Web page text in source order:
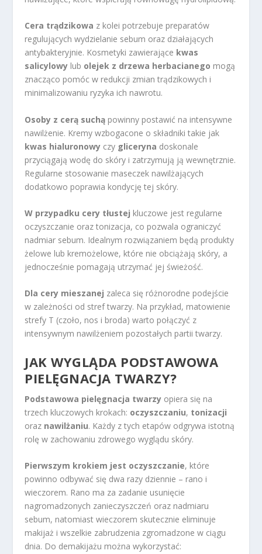
Cera trądzikowa z kolei potrzebuje preparatów
regulujących wydzielanie sebum oraz działających
antybakteryjnie. Kosmetyki zawierające kwas
salicylowy lub olejek z drzewa herbacianego mogą
znacząco pomóc w redukcji zmian trądzikowych i
minimalizowaniu ryzyka ich nawrotu.
Osoby z cerą suchą powinny postawić na intensywne
nawilżenie. Kremy wzbogacone o składniki takie jak
kwas hialuronowy czy gliceryna doskonale
przyciągają wodę do skóry i zatrzymują ją wewnętrznie.
Regularne stosowanie maseczek nawilżających
dodatkowo poprawia kondycję tej skóry.
W przypadku cery tłustej kluczowe jest regularne
oczyszczanie oraz tonizacja, co pozwala ograniczyć
nadmiar sebum. Idealnym rozwiązaniem będą produkty
żelowe lub kremożelowe, które nie obciążają skóry, a
jednocześnie pomagają utrzymać jej świeżość.
Dla cery mieszanej zaleca się różnorodne podejście
w zależności od stref twarzy. Na przykład, matowienie
strefy T (czoło, nos i broda) warto połączyć z
intensywnym nawilżeniem pozostałych partii twarzy.
JAK WYGLĄDA PODSTAWOWA
PIELĘGNACJA TWARZY?
Podstawowa pielęgnacja twarzy opiera się na
trzech kluczowych krokach: oczyszczaniu, tonizacji
oraz nawilżaniu. Każdy z tych etapów odgrywa istotną
rolę w zachowaniu zdrowego wyglądu skóry.
Pierwszym krokiem jest oczyszczanie, które
powinno odbywać się dwa razy dziennie – rano i
wieczorem. Rano ma za zadanie usunięcie
nagromadzonych zanieczyszczeń oraz nadmiaru
sebum, natomiast wieczorem skutecznie eliminuje
makijaż i wszelkie zabrudzenia zgromadzone w ciągu
dnia. Do demakijażu można wykorzystać: